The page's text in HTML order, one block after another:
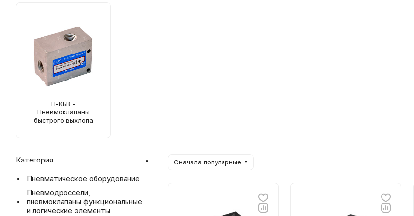
П-КБВ -
Пневмоклапаны
быстрого выхлопа
Сначала популярные
Категория
Пневматическое оборудование
Пневмодроссели,
пневмоклапаны функциональные
и логические элементы